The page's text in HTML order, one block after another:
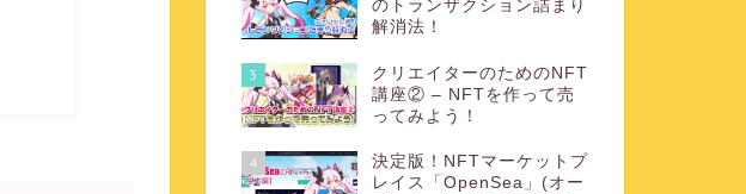
のトランザクション詰まり
解消法！
3
クリエイターのためのNFT
講座② – NFTを作って売
ってみよう！
4
決定版！NFTマーケットプ
レイス「OpenSea」(オー